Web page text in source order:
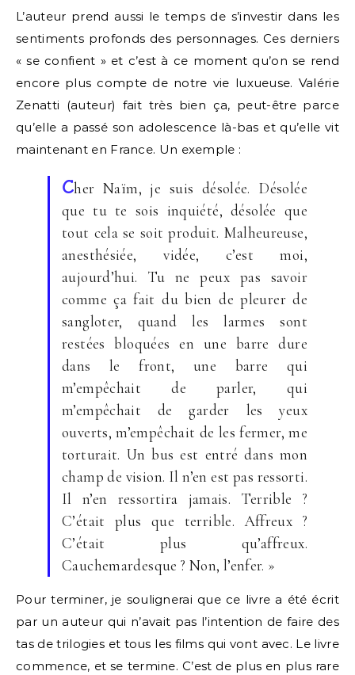
L’auteur prend aussi le temps de s’investir dans les
sentiments profonds des personnages. Ces derniers
« se confient » et c’est à ce moment qu’on se rend
encore plus compte de notre vie luxueuse. Valérie
Zenatti (auteur) fait très bien ça, peut-être parce
qu’elle a passé son adolescence là-bas et qu’elle vit
maintenant en France. Un exemple :
Cher Naïm, je suis désolée. Désolée
que tu te sois inquiété, désolée que
tout cela se soit produit. Malheureuse,
anesthésiée, vidée, c’est moi,
aujourd’hui. Tu ne peux pas savoir
comme ça fait du bien de pleurer de
sangloter, quand les larmes sont
restées bloquées en une barre dure
dans le front, une barre qui
m’empêchait de parler, qui
m’empêchait de garder les yeux
ouverts, m’empêchait de les fermer, me
torturait. Un bus est entré dans mon
champ de vision. Il n’en est pas ressorti.
Il n’en ressortira jamais. Terrible ?
C’était plus que terrible. Affreux ?
C’était plus qu’affreux.
Cauchemardesque ? Non, l’enfer. »
Pour terminer, je soulignerai que ce livre a été écrit
par un auteur qui n’avait pas l’intention de faire des
tas de trilogies et tous les films qui vont avec. Le livre
commence, et se termine. C’est de plus en plus rare